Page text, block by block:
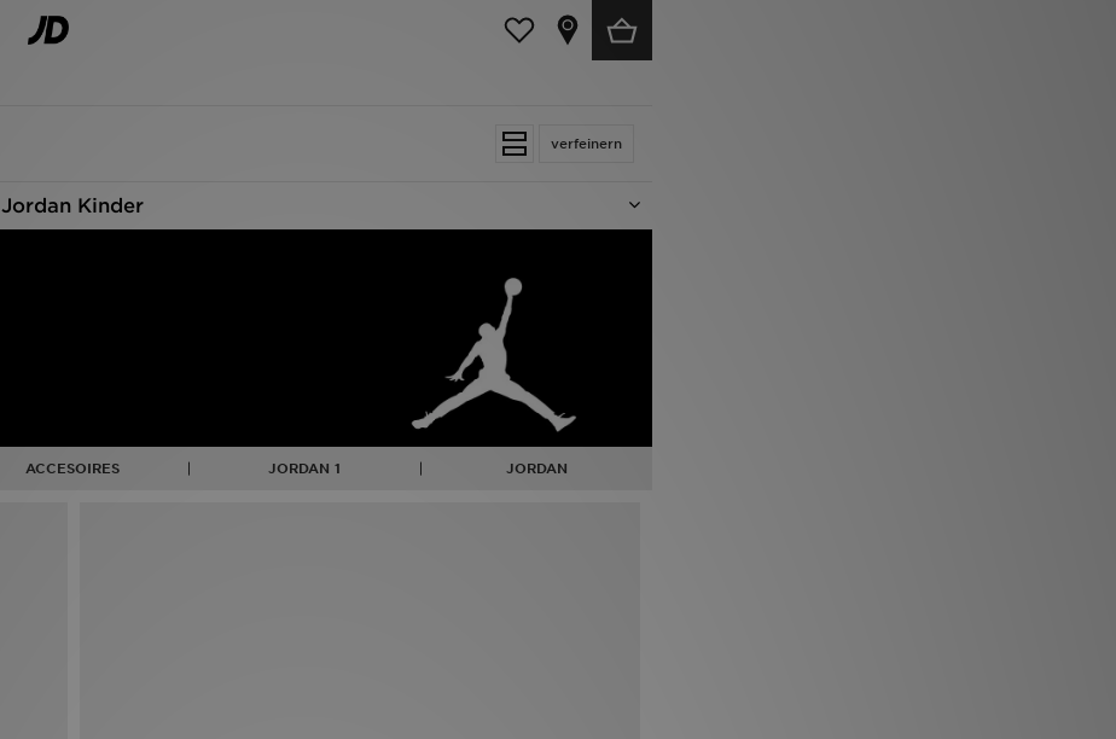
verfeinern
Jordan Kinder
ACCESOIRES JORDAN 1 JORDAN